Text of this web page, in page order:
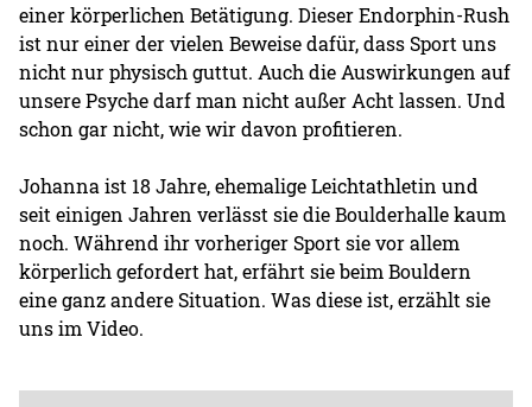
einer körperlichen Betätigung. Dieser Endorphin-Rush
ist nur einer der vielen Beweise dafür, dass Sport uns
nicht nur physisch guttut. Auch die Auswirkungen auf
unsere Psyche darf man nicht außer Acht lassen. Und
schon gar nicht, wie wir davon profitieren.
Johanna ist 18 Jahre, ehemalige Leichtathletin und
seit einigen Jahren verlässt sie die Boulderhalle kaum
noch. Während ihr vorheriger Sport sie vor allem
körperlich gefordert hat, erfährt sie beim Bouldern
eine ganz andere Situation. Was diese ist, erzählt sie
uns im Video.